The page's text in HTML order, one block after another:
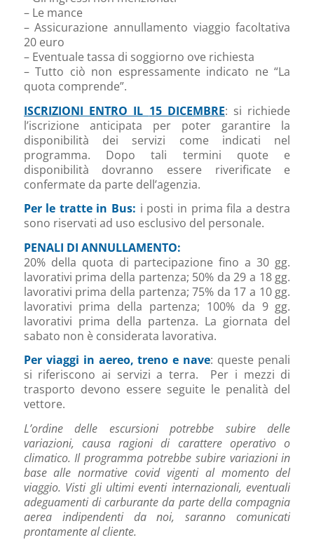
– Le mance
– Assicurazione annullamento viaggio facoltativa
20 euro
– Eventuale tassa di soggiorno ove richiesta
– Tutto ciò non espressamente indicato ne “La
quota comprende”.
ISCRIZIONI ENTRO IL 15 DICEMBRE: si richiede
l’iscrizione anticipata per poter garantire la
disponibilità dei servizi come indicati nel
programma. Dopo tali termini quote e
disponibilità dovranno essere riverificate e
confermate da parte dell’agenzia.
Per le tratte in Bus: i posti in prima fila a destra
sono riservati ad uso esclusivo del personale.
PENALI DI ANNULLAMENTO:
20% della quota di partecipazione fino a 30 gg.
lavorativi prima della partenza; 50% da 29 a 18 gg.
lavorativi prima della partenza; 75% da 17 a 10 gg.
lavorativi prima della partenza; 100% da 9 gg.
lavorativi prima della partenza. La giornata del
sabato non è considerata lavorativa.
Per viaggi in aereo, treno e nave: queste penali
si riferiscono ai servizi a terra. Per i mezzi di
trasporto devono essere seguite le penalità del
vettore.
L’ordine delle escursioni potrebbe subire delle
variazioni, causa ragioni di carattere operativo o
climatico. Il programma potrebbe subire variazioni in
base alle normative covid vigenti al momentodel
viaggio. Visti gli ultimi eventi internazionali, eventuali
adeguamenti di carburante da parte della compagnia
aerea indipendenti da noi, saranno comunicati
prontamente al cliente.